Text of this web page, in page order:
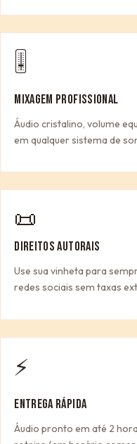
🎚
MIXAGEM PROFISSIONAL
Áudio cristalino, volume
em qualquer sistema de
📜
DIREITOS AUTORAIS
Use sua vinheta para
redes sociais sem taxas
⚡
ENTREGA RÁPIDA
Áudio pronto em até 2